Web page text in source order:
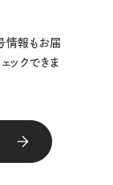
情報もお届
ックできま